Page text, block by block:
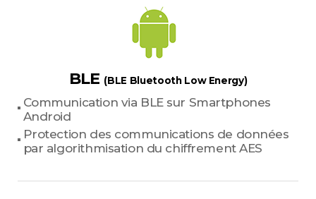
BLE (BLE Bluetooth Low Energy)
Communication via BLE sur Smartphones
Android
Protection des communications de données
par algorithmisation du chiffrement AES